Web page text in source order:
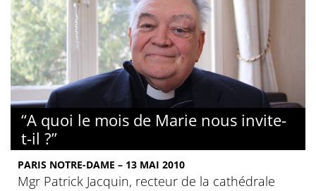
“A quoi le mois de Marie nous invite-
t-il ?”
PARIS NOTRE-DAME – 13 MAI 2010
Mgr Patrick Jacquin, recteur de la cathédrale